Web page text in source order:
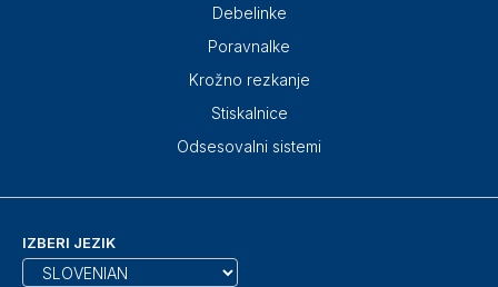
Debelinke
Poravnalke
Krožno rezkanje
Stiskalnice
Odsesovalni sistemi
IZBERI JEZIK